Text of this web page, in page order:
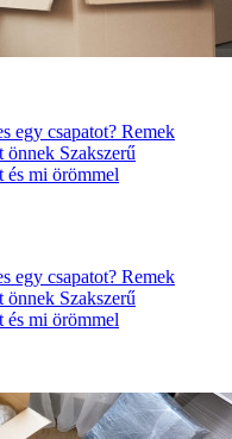
egy csapatot? Remek
önnek Szakszerű
és mi örömmel
egy csapatot? Remek
önnek Szakszerű
és mi örömmel